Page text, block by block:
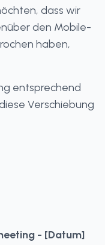
dass wir
den Mobile-
haben,
entsprechend
Verschiebung
- [Datum]